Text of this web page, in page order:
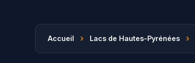
Accueil › Lacs de Hautes-Pyrénées ›